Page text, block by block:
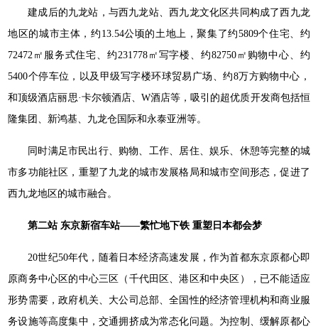
建成后的九龙站，与西九龙站、西九龙文化区共同构成了西九龙
地区的城市主体，约13.54公顷的土地上，聚集了约5809个住宅、约
72472㎡服务式住宅、约231778㎡写字楼、约82750㎡购物中心、约
5400个停车位，以及甲级写字楼环球贸易广场、约8万方购物中心，
和顶级酒店丽思·卡尔顿酒店、W酒店等，吸引的超优质开发商包括恒
隆集团、新鸿基、九龙仓国际和永泰亚洲等。
同时满足市民出行、购物、工作、居住、娱乐、休憩等完整的城
市多功能社区，重塑了九龙的城市发展格局和城市空间形态，促进了
西九龙地区的城市融合。
第二站 东京新宿车站——繁忙地下铁 重塑日本都会梦
20世纪50年代，随着日本经济高速发展，作为首都东京原都心即
原商务中心区的中心三区（千代田区、港区和中央区），已不能适应
形势需要，政府机关、大公司总部、全国性的经济管理机构和商业服
务设施等高度集中，交通拥挤成为常态化问题。为控制、缓解原都心